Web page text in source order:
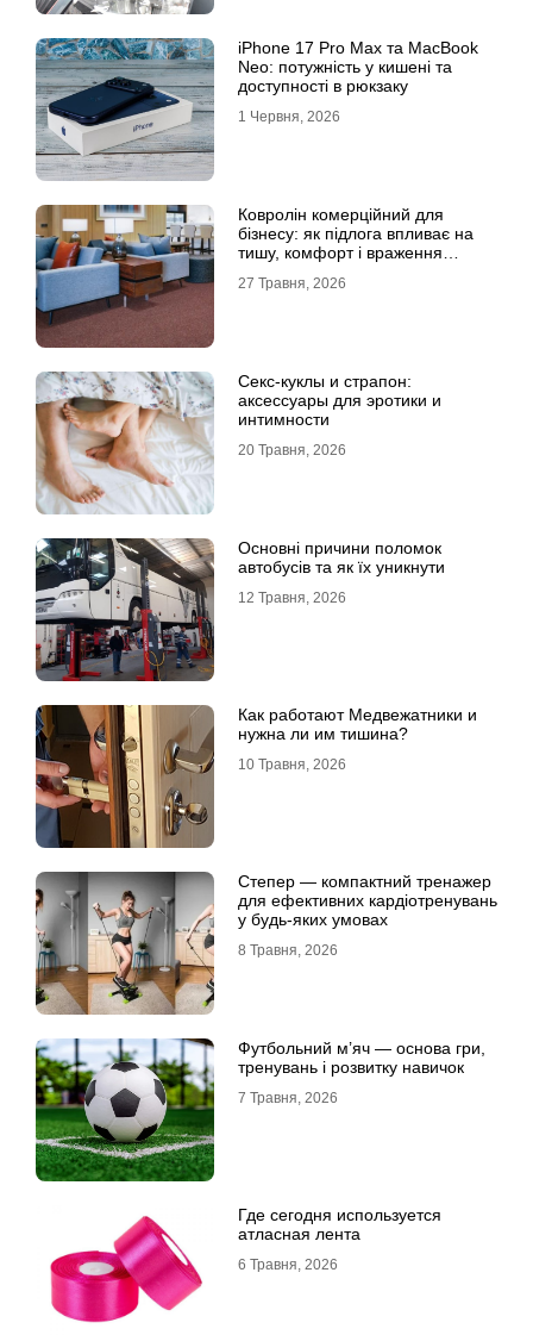
iPhone 17 Pro Max та MacBook
Neo: потужність у кишені та
доступності в рюкзаку
1 Червня, 2026
Ковролін комерційний для
бізнесу: як підлога впливає на
тишу, комфорт і враження
27 Травня, 2026
Секс-куклы и страпон:
аксессуары для эротики и
интимности
20 Травня, 2026
Основні причини поломок
автобусів та як їх уникнути
12 Травня, 2026
Как работают Медвежатники и
нужна ли им тишина?
10 Травня, 2026
Степер — компактний тренажер
для ефективних кардіотренувань
у будь-яких умовах
8 Травня, 2026
Футбольний м’яч — основа гри,
тренувань і розвитку навичок
7 Травня, 2026
Где сегодня используется
атласная лента
6 Травня, 2026